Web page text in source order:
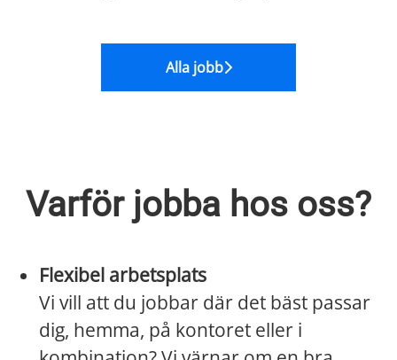
Alla jobb
Varför jobba hos oss?
Flexibel arbetsplats
Vi vill att du jobbar där det bäst passar
dig, hemma, på kontoret eller i